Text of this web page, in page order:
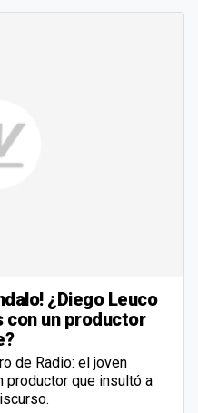
¿Diego Leuco
con un productor
de Radio: el joven
productor que insultó a